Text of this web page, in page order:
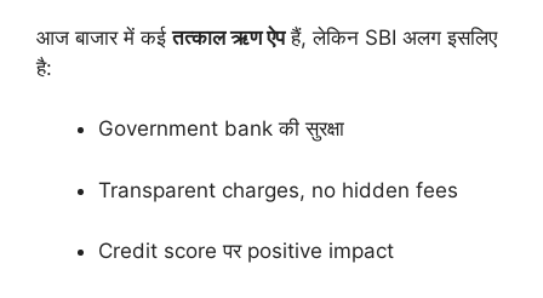
आज बाजार में कईतत्काल ऋण ऐपहैं, लेकिन SBI अलग इसलिए
है:
Government bank की सुरक्षा
Transparent charges, no hidden fees
Credit score पर positive impact